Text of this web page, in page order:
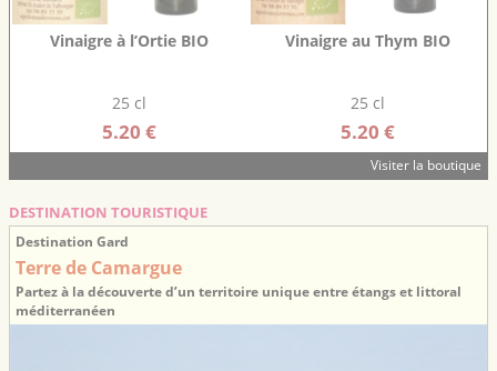
Vinaigre à l’Ortie BIO
25 cl
5.20 €
Vinaigre au Thym BIO
25 cl
5.20 €
Visiter la boutique
DESTINATION TOURISTIQUE
Destination Gard
Terre de Camargue
Partez à la découverte d’un territoire unique entre étangs et littoral
méditerranéen